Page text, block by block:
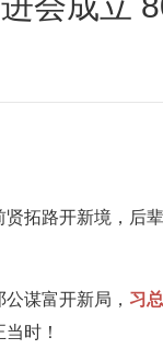
拓路开新境，后
谋富开新局， 习
时！